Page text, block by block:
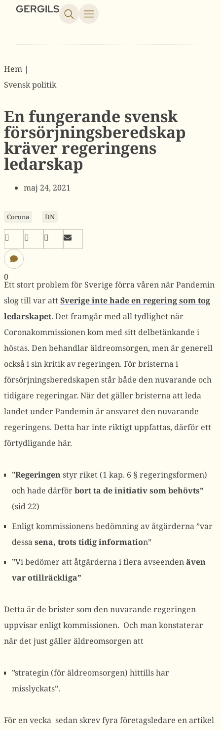
GERGILS
Hem |
Svensk politik
En fungerande svensk
försörjningsberedskap
kräver regeringens
ledarskap
maj 24, 2021
Corona DN
0
Ett stort problem för Sverige förra våren när Pandemin
slog till var attSverige inte hade en regering som tog
ledarskapet. Det framgår med all tydlighet när
Coronakommissionen kom med sitt delbetänkande i
höstas. Den behandlar äldreomsorgen, men är generell
också i sin kritik av regeringen. För bristerna i
försörjningsberedskapen står både den nuvarande och
tidigare regeringar. När det gäller bristerna att leda
landet under Pandemin är ansvaret den nuvarande
regeringens. Detta har inte riktigt uppfattas, därför ett
förtydligande här.
”Regeringenstyr riket (1 kap. 6 § regeringsformen)
och hade därförbort ta de initiativ som behövts”
(sid 22)
Enligt kommissionens bedömning av åtgärderna ”var
dessasena, trots tidig information”
”Vi bedömer att åtgärderna i flera avseendenäven
var otillräckliga”
Detta är de brister som den nuvarande regeringen
uppvisar enligt kommissionen. Och man konstaterar
när det just gäller äldreomsorgen att
”strategin (för äldreomsorgen) hittills har
misslyckats”.
För en vecka sedan skrev fyra företagsledare en artikel